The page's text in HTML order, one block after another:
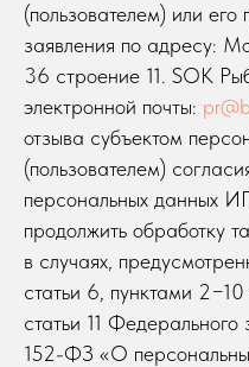
(пользователем) или
заявления по адресу:
36 строение 11. SOK
электронной почты:
отзыва субъектом
(пользователем)
персональных данных
продолжить обработку
в случаях,
статьи 6, пунктами
статьи 11
152-ФЗ «О
Вернуться на
Обсудим